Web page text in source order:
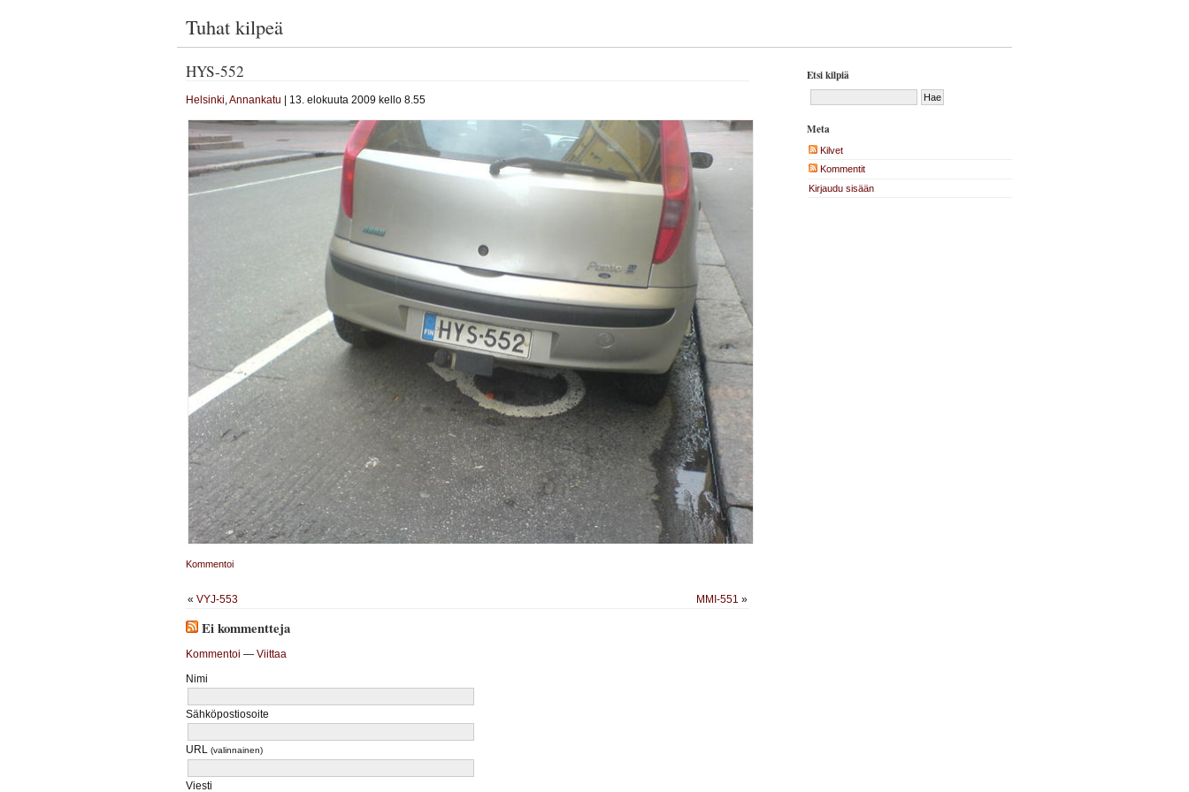
Tuhat kilpeä
HYS-552
Helsinki Annankatu | 13. elokuuta 2009 kello 8.55
Kommentoi
« VYJ-553 MMI-551 »
Ei kommentteja
Kommentoi — Viittaa
Nimi
Sähköpostiosoite
URL (valinnainen)
Viesti
Etsi kilpiä
Meta
Kilvet
Kommentit
Kirjaudu sisään